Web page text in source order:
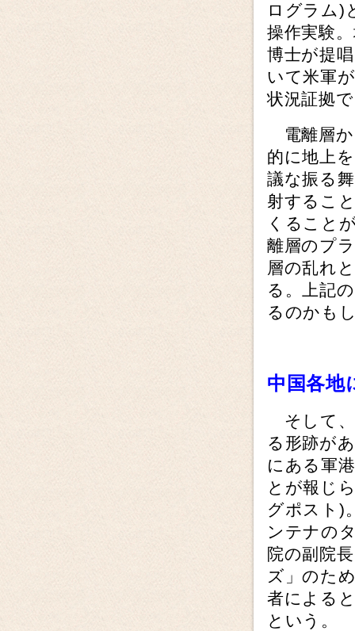
ログラム)
操作実験
博士が提
いて米軍
状況証拠
電離層か
的に地上
議な振る
射するこ
くること
離層のプ
層の乱れ
る。上記
るのかも
中国各地
そして、
る形跡が
にある軍
とが報じ
グポスト)
ンテナの
院の副院
ズ」のた
者による
という。